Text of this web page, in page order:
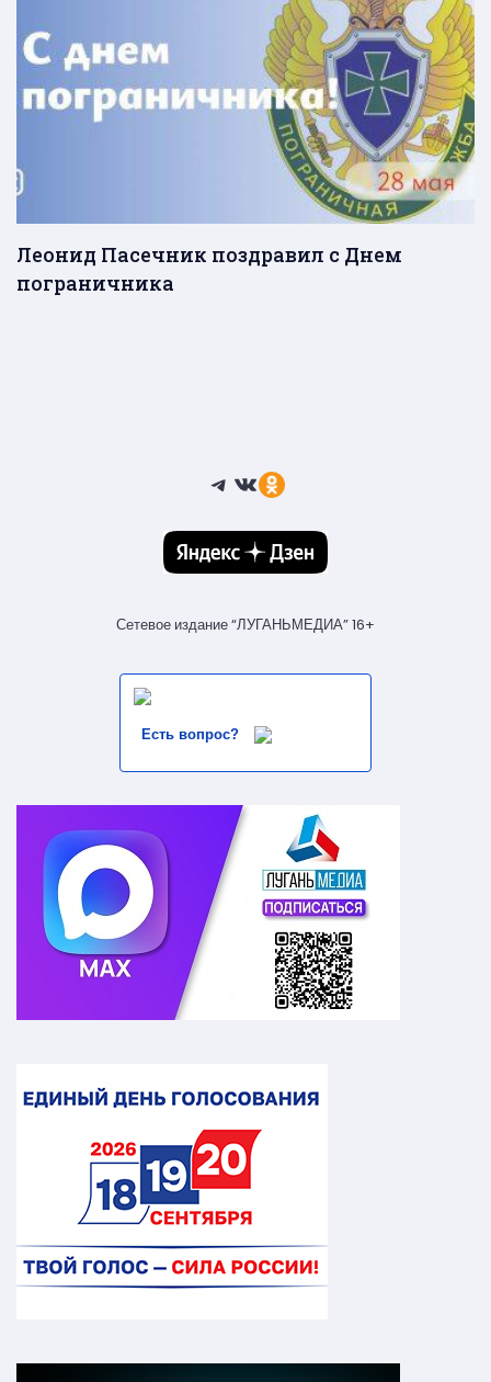
Леонид Пасечник поздравил с Днем
пограничника
Telegram
ВКонтакте
Ссылка
Сетевое издание “ЛУГАНЬМЕДИА” 16+
Есть вопрос?